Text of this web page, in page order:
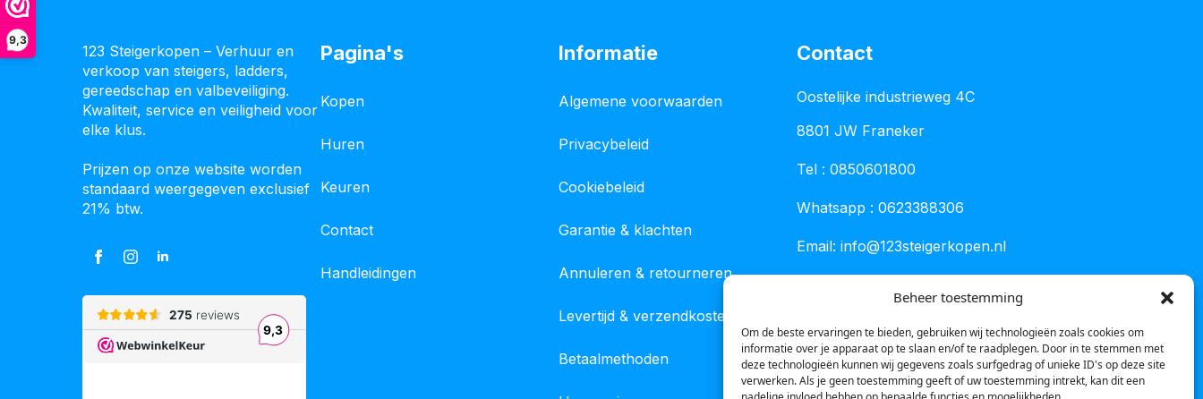
9,3
Beheer toestemming
Om de beste ervaringen te bieden, gebruiken wij technologieën zoals cookies om
informatie over je apparaat op te slaan en/of te raadplegen. Door in te stemmen met
deze technologieën kunnen wij gegevens zoals surfgedrag of unieke ID's op deze site
verwerken. Als je geen toestemming geeft of uw toestemming intrekt, kan dit een
123 Steigerkopen – Verhuur en
verkoop van steigers, ladders,
gereedschap en valbeveiliging.
Kwaliteit, service en veiligheid voor
elke klus.
Prijzen op onze website worden
standaard weergegeven exclusief
21% btw.
Pagina's
Kopen
Huren
Keuren
Contact
Handleidingen
Informatie
Algemene voorwaarden
Privacybeleid
Cookiebeleid
Garantie & klachten
Annuleren & retourneren
Levertijd & verzendkosten
Betaalmethoden
Contact
Oostelijke industrieweg 4C
8801 JW Franeker
Tel : 0850601800
Whatsapp : 0623388306
Email: info@123steigerkopen.nl